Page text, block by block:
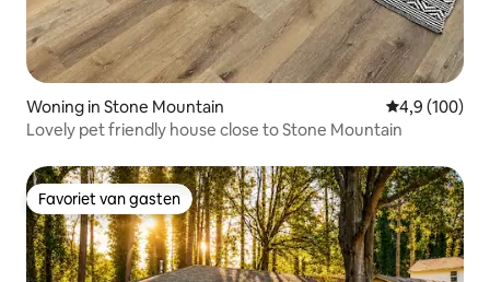
Woning in Stone Mountain Gemiddelde
4,9 (100)
Lovely pet friendly house close to Stone Mountain
Favoriet van gasten
Favoriet van gasten